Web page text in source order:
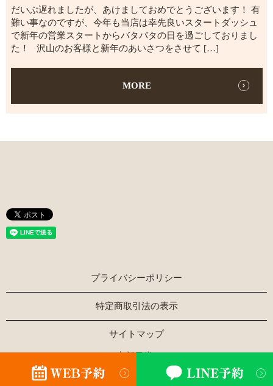
だいぶ遅れましたが、あけましておめでとうございます！ 有
難い事なのですが、今年も当店は幸先良いスタートダッシュ
で新年の営業スタートからバタバタの日を過ごしておりまし
た！ 沢山のお客様と新年のあいさつをさせて […]
MORE
プライバシーポリシー
特定商取引法の表示
サイトマップ
Copyright © ほぐし家新風堂 All Rights Reserved.
【掲載の記事・写真・イラストなどの無断複写・転載を禁じ